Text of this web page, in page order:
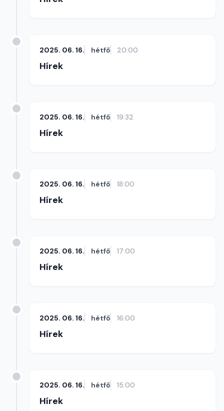
2025. 06. 16. hétfő 20:00
Hírek
2025. 06. 16. hétfő 19:32
Hírek
2025. 06. 16. hétfő 18:00
Hírek
2025. 06. 16. hétfő 17:00
Hírek
2025. 06. 16. hétfő 16:00
Hírek
2025. 06. 16. hétfő 15:00
Hírek